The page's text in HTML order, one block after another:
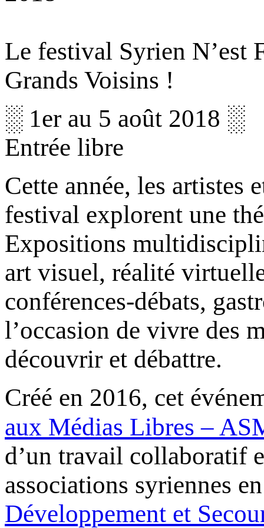
Le festival Syrien N’est
Grands Voisins !
░ 1er au 5 août 2018 ░
Entrée libre
Cette année, les artistes
festival explorent une
Expositions
art visuel, réalité
conférences-débats,
l’occasion de vivre des
découvrir et débattre.
Créé en 2016, cet
d’un travail collaboratif
associations syriennes
Développement et